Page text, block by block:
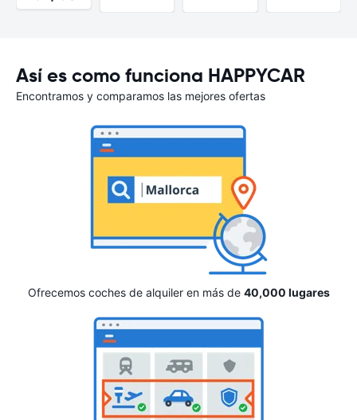
Así es como funciona HAPPYCAR
Encontramos y comparamos las mejores ofertas
Ofrecemos coches de alquiler en más de 40,000 lugares